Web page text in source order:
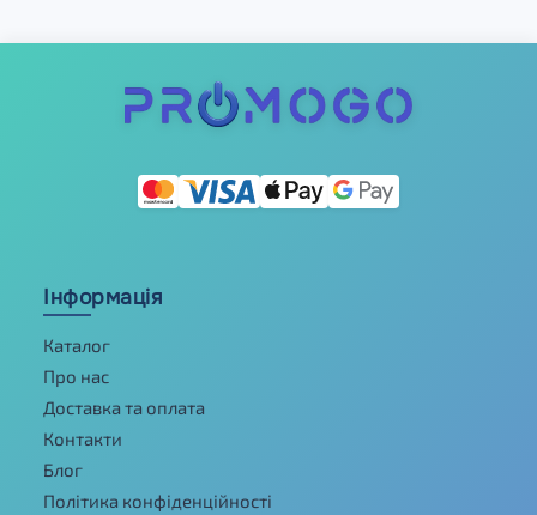
Інформація
Каталог
Про нас
Доставка та оплата
Контакти
Блог
Політика конфіденційності